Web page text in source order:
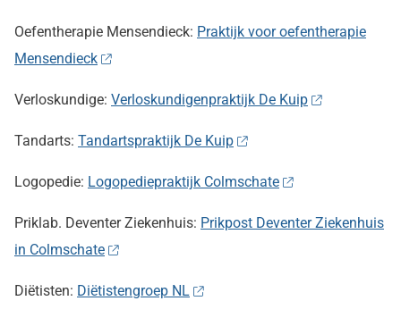
Oefentherapie Mensendieck: Praktijk voor oefentherapie
Mensendieck
Verloskundige: Verloskundigenpraktijk De Kuip
Tandarts: Tandartspraktijk De Kuip
Logopedie: Logopediepraktijk Colmschate
Priklab. Deventer Ziekenhuis: Prikpost Deventer Ziekenhuis
in Colmschate
Diëtisten: Diëtistengroep NL